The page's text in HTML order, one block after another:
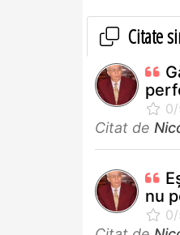
Citate
Citat de
nu